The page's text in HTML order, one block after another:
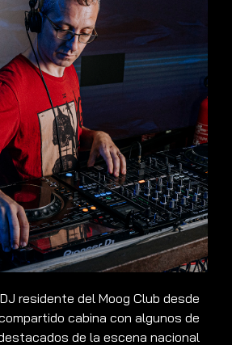
residente del Moog Club desde
cabina con algunos de
de la escena nacional